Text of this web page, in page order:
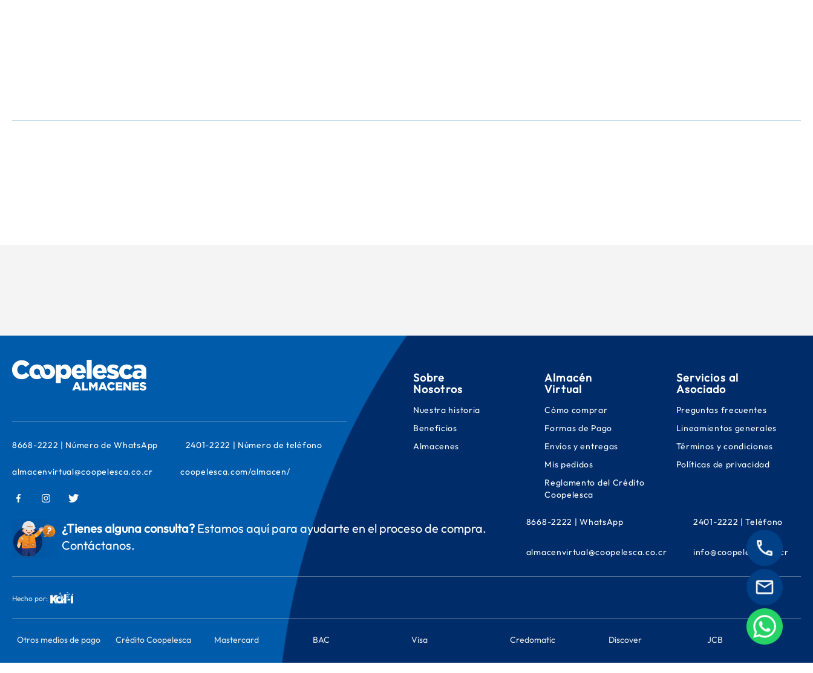
8668-2222 | Número de WhatsApp 2401-2222 | Número de teléfono
almacenvirtual@coopelesca.co.cr coopelesca.com/almacen/
Sobre
Nosotros
Nuestra historia
Beneficios
Almacenes
Almacén
Virtual
Cómo comprar
Formas de Pago
Envíos y entregas
Mis pedidos
Reglamento del Crédito
Coopelesca
Servicios al
Asociado
Preguntas frecuentes
Lineamientos generales
Términos y condiciones
Políticas de privacidad
¿Tienes alguna consulta? Estamos aquí para ayudarte en el proceso de compra.
Contáctanos.
8668-2222 | WhatsApp
almacenvirtual@coopelesca.co.cr
2401-2222 | Teléfono
info@coopelesca.co.cr
Hecho por:
Otros medios de pago Crédito Coopelesca Mastercard BAC Visa Credomatic Discover JCB